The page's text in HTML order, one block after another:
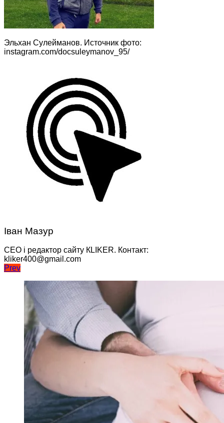
Эльхан Сулейманов. Источник фото:
instagram.com/docsuleymanov_95/
Іван Мазур
CEO і редактор сайту КLIKER. Контакт:
kliker400@gmail.com
Навігація
записів
Prev